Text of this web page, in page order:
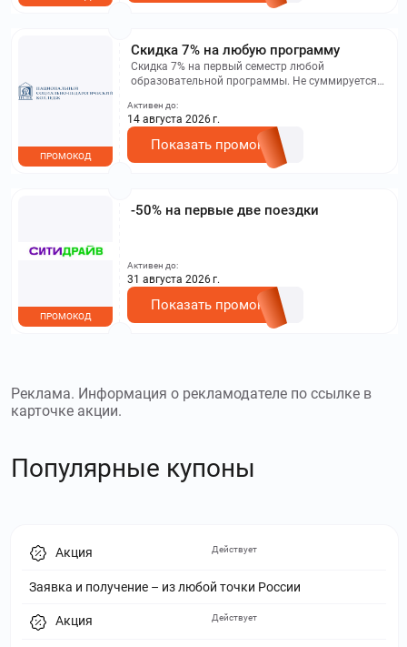
Скидка 7% на любую программу
Скидка 7% на первый семестр любой
образовательной программы. Не суммируется с
на сайте.
ПРОМОКОД
Активен до:
14 августа 2026 г.
Показать промокод
-50% на первые две поездки
ПРОМОКОД
Активен до:
31 августа 2026 г.
Показать промокод
Реклама. Информация о рекламодателе по ссылке в
карточке акции.
Популярные купоны
Акция
Заявка и получение – из любой точки России
Действует
Акция Действует